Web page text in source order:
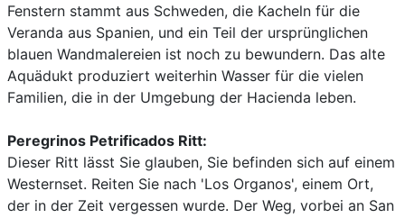
Fenstern stammt aus Schweden, die Kacheln für die
Veranda aus Spanien, und ein Teil der ursprünglichen
blauen Wandmalereien ist noch zu bewundern. Das alte
Aquädukt produziert weiterhin Wasser für die vielen
Familien, die in der Umgebung der Hacienda leben.
Peregrinos Petrificados Ritt:
Dieser Ritt lässt Sie glauben, Sie befinden sich auf einem
Westernset. Reiten Sie nach 'Los Organos', einem Ort,
der in der Zeit vergessen wurde. Der Weg, vorbei an San